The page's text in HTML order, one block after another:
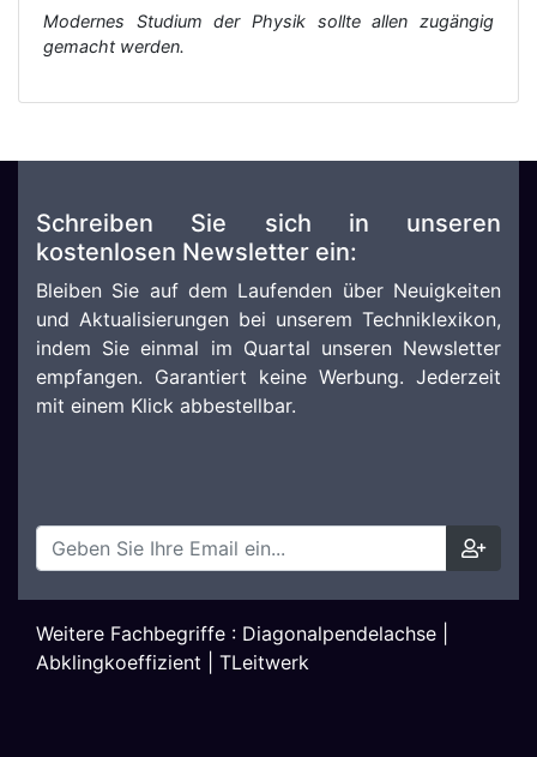
Modernes Studium der Physik sollte allen zugängig
gemacht werden.
Schreiben Sie sich in unseren
kostenlosen Newsletter ein:
Bleiben Sie auf dem Laufenden über Neuigkeiten
und Aktualisierungen bei unserem Techniklexikon,
indem Sie einmal im Quartal unseren Newsletter
empfangen. Garantiert keine Werbung. Jederzeit
mit einem Klick abbestellbar.
Weitere Fachbegriffe : Diagonalpendelachse
Abklingkoeffizient
TLeitwerk